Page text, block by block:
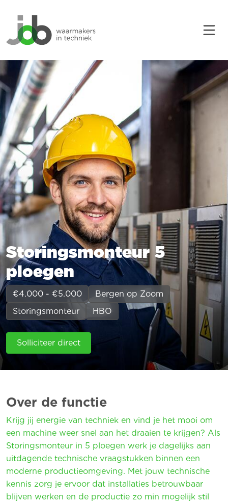
Storingsmonteur 5
ploegen
€4.000 - €5.000
Bergen op Zoom
Storingsmonteur
HBO
Solliciteer direct
Over de functie
Krijg jij energie van techniek en vind je het mooi om
een machine weer snel aan het draaien te krijgen? Als
Storingsmonteur in 5 ploegen werk je dagelijks aan
uitdagende technische vraagstukken binnen een
moderne productieomgeving. Met jouw technische
kennis zorg je ervoor dat installaties betrouwbaar
blijven werken en de productie zo min mogelijk stil